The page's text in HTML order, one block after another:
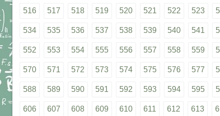
516 517 518 519 520 521 522 523
534 535 536 537 538 539 540 541
552 553 554 555 556 557 558 559
570 571 572 573 574 575 576 577
588 589 590 591 592 593 594 595
606 607 608 609 610 611 612 613